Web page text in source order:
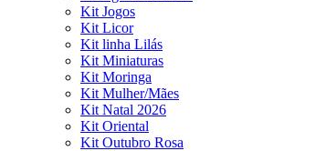
Kit Jogos
Kit Licor
Kit linha Lilás
Kit Miniaturas
Kit Moringa
Kit Mulher/Mães
Kit Natal 2026
Kit Oriental
Kit Outubro Rosa